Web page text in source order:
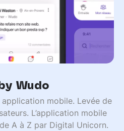
Wudo
mobile. Levée de
L’application mobile
A à Z par Digital Unicorn.